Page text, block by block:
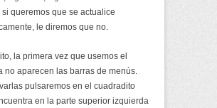
queremos que se actualice
le diremos que no.
la primera vez que usemos el
no aparecen las barras de menús.
pulsaremos en el cuadradito
en la parte superior izquierda